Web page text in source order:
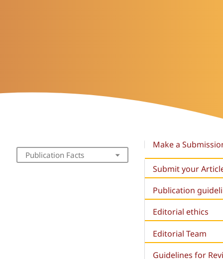
Publication Facts
Make a
Submit your
Publication
Editorial ethics
Editorial Team
Guidelines for